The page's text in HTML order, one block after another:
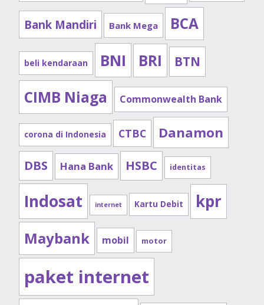
Bank Mandiri Bank Mega BCA
beli kendaraan BNI BRI BTN
CIMB Niaga Commonwealth Bank
corona di Indonesia CTBC Danamon
DBS Hana Bank HSBC identitas
Indosat internet Kartu Debit kpr
Maybank mobil motor
paket internet